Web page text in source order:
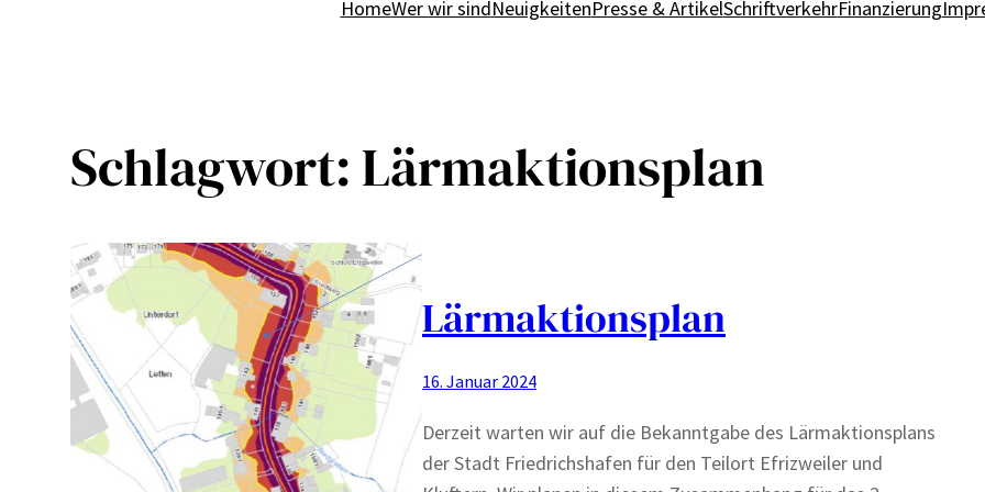
HomeWer wir sindNeuigkeitenPresse & ArtikelSchriftverkehrFinanzierung
Schlagwort:Lärmaktionsplan
Lärmaktionsplan
16. Januar 2024
Derzeit warten wir auf die Bekanntgabe des Lärmaktionsplans
der Stadt Friedrichshafen für den Teilort Efrizweiler und